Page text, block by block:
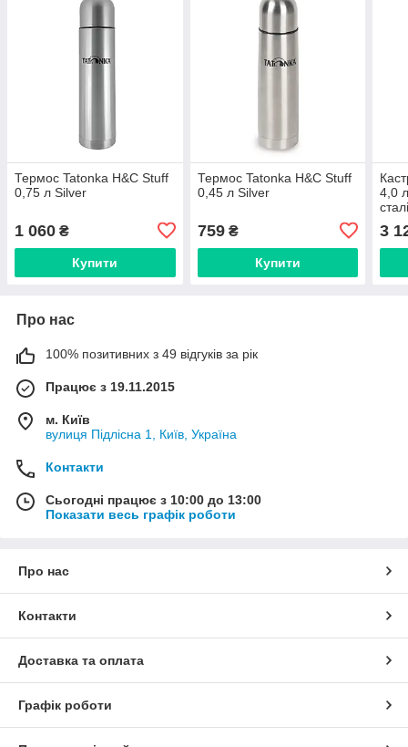
Термос Tatonka H&C Stuff
0,75 л Silver
1 060 ₴
Купити
Термос Tatonka H&C Stuff
0,45 л Silver
759₴
Купити
4,0
3
Про нас
100% позитивних з 49 відгуків за рік
Працює з 19.11.2015
м. Київ
вулиця Підлісна 1, Київ, Україна
Контакти
Сьогодні працює з 10:00 до 13:00
Показати весь графік роботи
Про нас
Контакти
Доставка та оплата
Графік роботи